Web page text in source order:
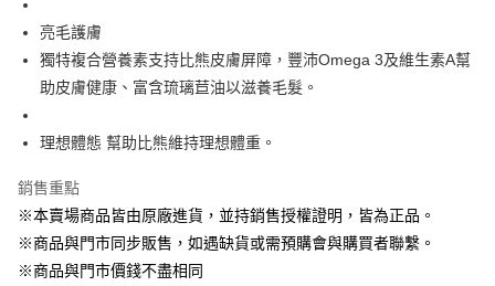
貨到付款
運送方式
【全家】取貨付款1500免運
每筆NT$60，滿NT$1,500(含以上)免運費
【7-11】取貨付款1500免運
每筆NT$80，滿NT$1,500(含以上)免運費
亮毛護膚
獨特複合營養素支持比熊皮膚屏障，豐沛Omega 3及維生素A幫
助皮膚健康、富含琉璃苣油以滋養毛髮。
理想體態 幫助比熊維持理想體重。
銷售重點
※本賣場商品皆由原廠進貨，並持銷售授權證明，皆為正品。
※商品與門市同步販售，如遇缺貨或需預購會與購買者聯繫。
※商品與門市價錢不盡相同